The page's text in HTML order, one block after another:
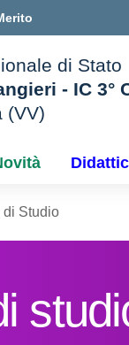
di Stato
- IC 3°
(VV)
di Studio